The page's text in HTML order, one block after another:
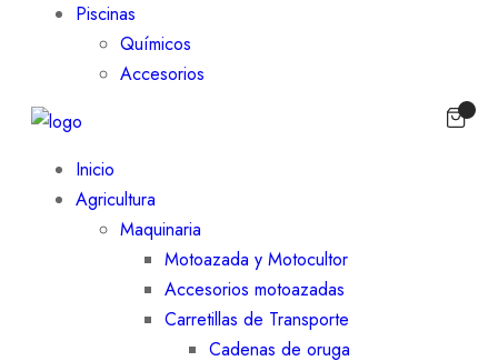
Piscinas
Químicos
Accesorios
Inicio
Agricultura
Maquinaria
Motoazada y Motocultor
Accesorios motoazadas
Carretillas de Transporte
Cadenas de oruga